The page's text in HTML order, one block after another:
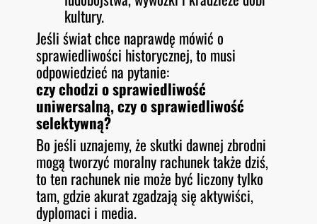
kultury.
Jeśli świat chce naprawdę mówić o
sprawiedliwości historycznej, to musi
odpowiedzieć na pytanie:
czy chodzi o sprawiedliwość
uniwersalną, czy o sprawiedliwość
selektywną?
Bo jeśli uznajemy, że skutki dawnej zbrodni
mogą tworzyć moralny rachunek także dziś,
to ten rachunek nie może być liczony tylko
tam, gdzie akurat zgadzają się aktywiści,
dyplomaci i media.